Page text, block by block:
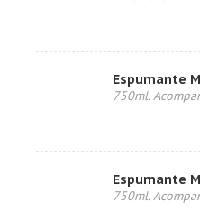
Espumante
750ml.
Espumante
750ml.